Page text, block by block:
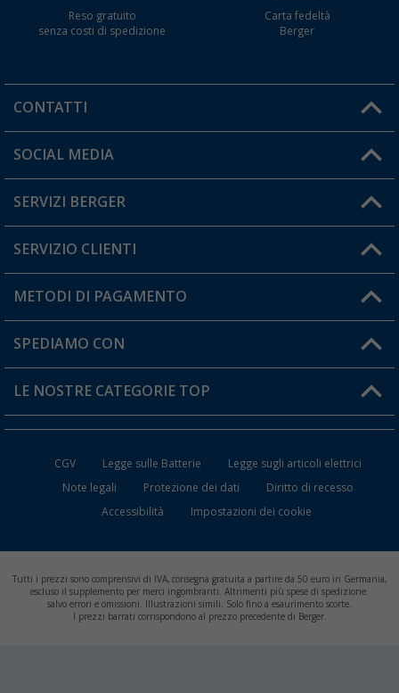
Reso gratuito
senza costi di spedizione
Carta fedeltà
Berger
CONTATTI
Orari di apertura del servizio:
Hai una domanda?
SOCIAL MEDIA
SERVIZI BERGER
Diventare rivenditori
Il mio Account
Carta fedeltà Berger
SERVIZIO CLIENTI
Informazioni sulla spedizione
Resi
FAQ e Contatti
METODI DI PAGAMENTO
SPEDIAMO CON
LE NOSTRE CATEGORIE TOP
Mobili per il Campeggio
Frigo Portatili
Climatizzatori per Camper
CGV Legge sulle Batterie
Legge sugli articoli elettrici
Note legali
Protezione dei dati
Diritto di recesso
Accessibilità
Impostazioni dei cookie
Tutti i prezzi sono comprensivi di IVA, consegna gratuita a partire da 50 euro in Germania,
escluso il supplemento per merci ingombranti. Altrimenti più spese di spedizione.
salvo errori e omissioni. Illustrazioni simili. Solo fino a esaurimento scorte.
I prezzi barrati corrispondono al prezzo precedente di Berger.